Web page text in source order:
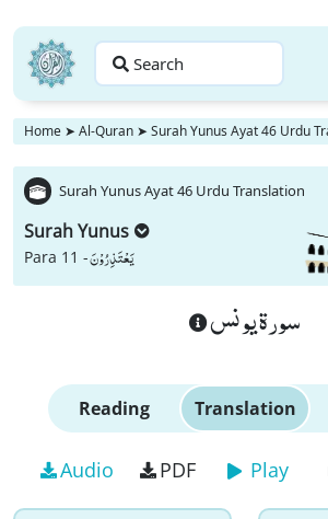
Search
Home ➤ Al-Quran ➤ Surah Yunus Ayat 46 Urdu
Surah Yunus Ayat 46 Urdu Translation
Surah Yunus
Para 11 -یَعْتَذِرُوْنَ
سورة يونس
Reading Translation
Audio PDF Play